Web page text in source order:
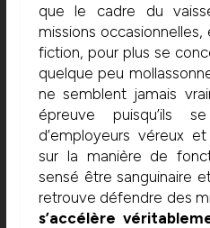
que le cadre du
missions
fiction, pour plus se
quelque peu
ne semblent jamais
épreuve puisqu’ils
d’employeurs véreux
sur la manière de
sensé être sanguinaire
retrouve défendre des
s’accélère